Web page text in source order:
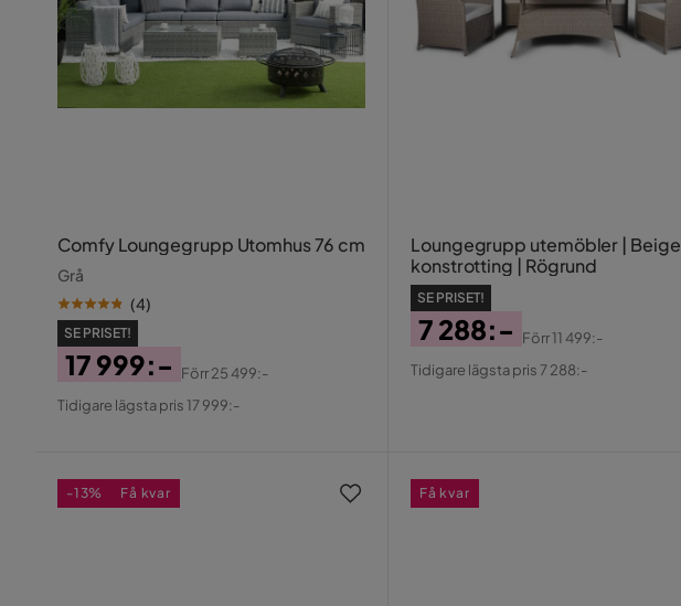
Comfy Loungegrupp Utomhus 76 cm
Grå
(4)
SE PRISET!
Pris
17 999:-
Original
Förr25 499:-
Tidigare lägsta pris 17 999:-
Loungegrupp utemöbler | Beige
konstrotting | Rögrund
SE PRISET!
Pris
7 288:-
Original
Förr11 499:-
Tidigare lägsta pris 7 288:-
-13% Få kvar Få kvar